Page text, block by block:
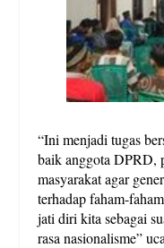
“Ini menjadi tugas
baik anggota DPRD,
masyarakat agar
terhadap faham-
jati diri kita sebagai
rasa nasionalisme”